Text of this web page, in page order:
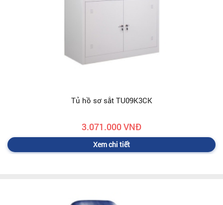
Tủ hồ sơ sắt TU09K3CK
3.071.000 VNĐ
Xem chi tiết